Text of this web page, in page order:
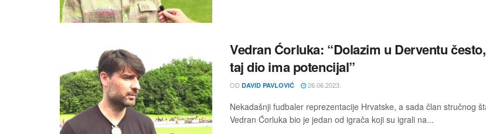
Vedran Ćorluka: “Dolazim u Derventu često,
taj dio ima potencijal”
OD DAVID PAVLOVIĆ 26.06.2023.
Nekadašnji fudbaler reprezentacije Hrvatske, a sada član stručnog
Vedran Ćorluka bio je jedan od igrača koji su igrali na...